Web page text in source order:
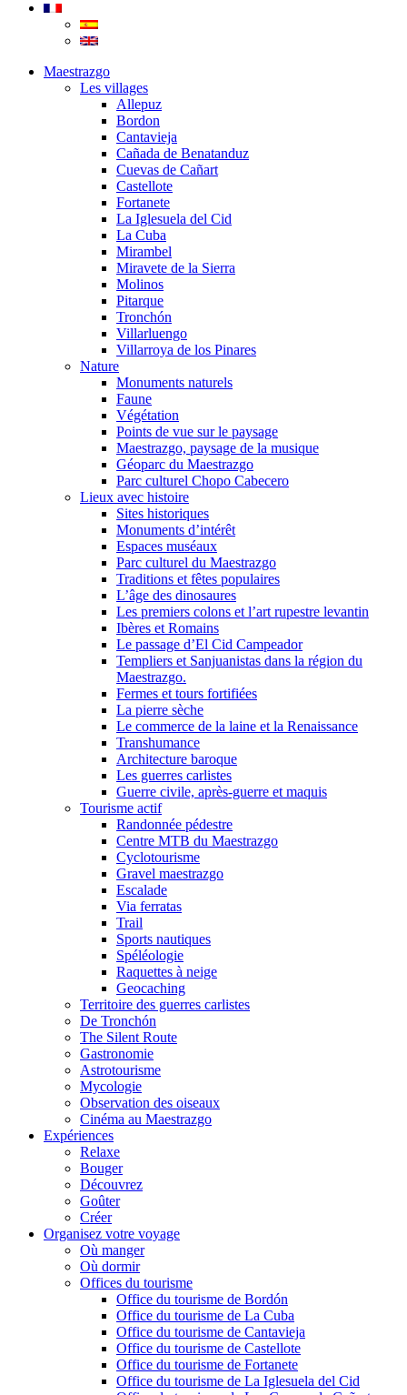
Maestrazgo
Les villages
Allepuz
Bordon
Cantavieja
Cañada de Benatanduz
Cuevas de Cañart
Castellote
Fortanete
La Iglesuela del Cid
La Cuba
Mirambel
Miravete de la Sierra
Molinos
Pitarque
Tronchón
Villarluengo
Villarroya de los Pinares
Nature
Monuments naturels
Faune
Végétation
Points de vue sur le paysage
Maestrazgo, paysage de la musique
Géoparc du Maestrazgo
Parc culturel Chopo Cabecero
Lieux avec histoire
Sites historiques
Monuments d’intérêt
Espaces muséaux
Parc culturel du Maestrazgo
Traditions et fêtes populaires
L’âge des dinosaures
Les premiers colons et l’art rupestre levantin
Ibères et Romains
Le passage d’El Cid Campeador
Templiers et Sanjuanistas dans la région du
Maestrazgo.
Fermes et tours fortifiées
La pierre sèche
Le commerce de la laine et la Renaissance
Transhumance
Architecture baroque
Les guerres carlistes
Guerre civile, après-guerre et maquis
Tourisme actif
Randonnée pédestre
Centre MTB du Maestrazgo
Cyclotourisme
Gravel maestrazgo
Escalade
Via ferratas
Trail
Sports nautiques
Spéléologie
Raquettes à neige
Geocaching
Territoire des guerres carlistes
De Tronchón
The Silent Route
Gastronomie
Astrotourisme
Mycologie
Observation des oiseaux
Cinéma au Maestrazgo
Expériences
Relaxe
Bouger
Découvrez
Goûter
Créer
Organisez votre voyage
Où manger
Où dormir
Offices du tourisme
Office du tourisme de Bordón
Office du tourisme de La Cuba
Office du tourisme de Cantavieja
Office du tourisme de Castellote
Office du tourisme de Fortanete
Office du tourisme de La Iglesuela del Cid